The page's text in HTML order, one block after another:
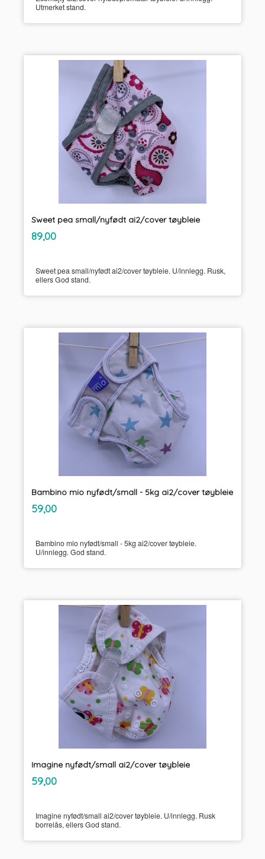
Utmerket stand.
Sweet pea small/nyfødt ai2/cover tøybleie
Pris
89,00mva.
Sweet pea small/nyfødt ai2/cover tøybleie. U/innlegg. Rusk,
ellers God stand.
Bambino mio nyfødt/small - 5kg ai2/cover tøybleie
Pris
59,00mva.
Bambino mio nyfødt/small - 5kg ai2/cover tøybleie.
U/innlegg. God stand.
Imagine nyfødt/small ai2/cover tøybleie
Pris
59,00mva.
Imagine nyfødt/small ai2/cover tøybleie. U/innlegg. Rusk
borrelås, ellers God stand.